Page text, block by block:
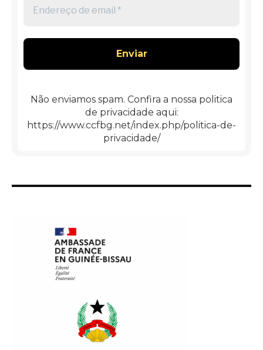
de
*
Não enviamos spam. Confira a nossa politica
de privacidade aqui:
https://www.ccfbg.net/index.php/politica-de-
privacidade/